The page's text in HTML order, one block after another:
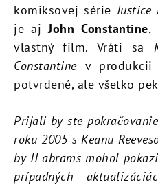
komiksovej sérieJustice
je ajJohn Constantine,
vlastný film. Vráti sa
Constantinev
potvrdené, ale všetko
Prijali by ste
roku 2005 s Keanu
by JJ abrams mohol
prípadných